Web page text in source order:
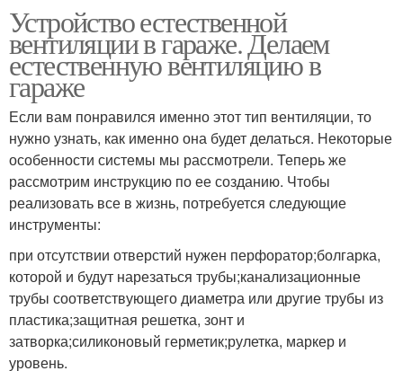
Устройство естественной
вентиляции в гараже. Делаем
естественную вентиляцию в
гараже
Если вам понравился именно этот тип вентиляции, то
нужно узнать, как именно она будет делаться. Некоторые
особенности системы мы рассмотрели. Теперь же
рассмотрим инструкцию по ее созданию. Чтобы
реализовать все в жизнь, потребуется следующие
инструменты:
при отсутствии отверстий нужен перфоратор;болгарка,
которой и будут нарезаться трубы;канализационные
трубы соответствующего диаметра или другие трубы из
пластика;защитная решетка, зонт и
затворка;силиконовый герметик;рулетка, маркер и
уровень.